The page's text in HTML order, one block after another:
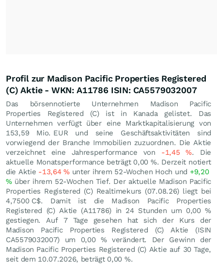
Profil zur Madison Pacific Properties Registered
(C) Aktie - WKN: A11786 ISIN: CA5579032007
Das börsennotierte Unternehmen Madison Pacific
Properties Registered (C) ist in Kanada gelistet. Das
Unternehmen verfügt über eine Marktkapitalisierung von
153,59 Mio. EUR und seine Geschäftsaktivitäten sind
vorwiegend der Branche Immobilien zuzuordnen. Die Aktie
verzeichnet eine Jahresperformance von -1,45%. Die
aktuelle Monatsperformance beträgt 0,00 %. Derzeit notiert
die Aktie -13,64%unter ihrem 52-Wochen Hoch und +9,20
%über ihrem 52-Wochen Tief. Der aktuelle Madison Pacific
Properties Registered (C) Realtimekurs (07.08.26) liegt bei
4,7500 C$. Damit ist die Madison Pacific Properties
Registered (C) Aktie (A11786) in 24 Stunden um 0,00%
gestiegen. Auf 7 Tage gesehen hat sich der Kurs der
Madison Pacific Properties Registered (C) Aktie (ISIN
CA5579032007) um 0,00 %verändert. Der Gewinn der
Madison Pacific Properties Registered (C) Aktie auf 30 Tage,
seit dem 10.07.2026, beträgt 0,00 %.